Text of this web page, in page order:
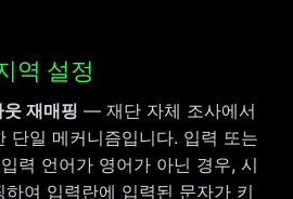
역 설정
재매핑 — 재단 자체 조사에서
단일 메커니즘입니다. 입력 또는
력 언어가 영어가 아닌 경우, 시
여 입력란에 입력된 문자가 키